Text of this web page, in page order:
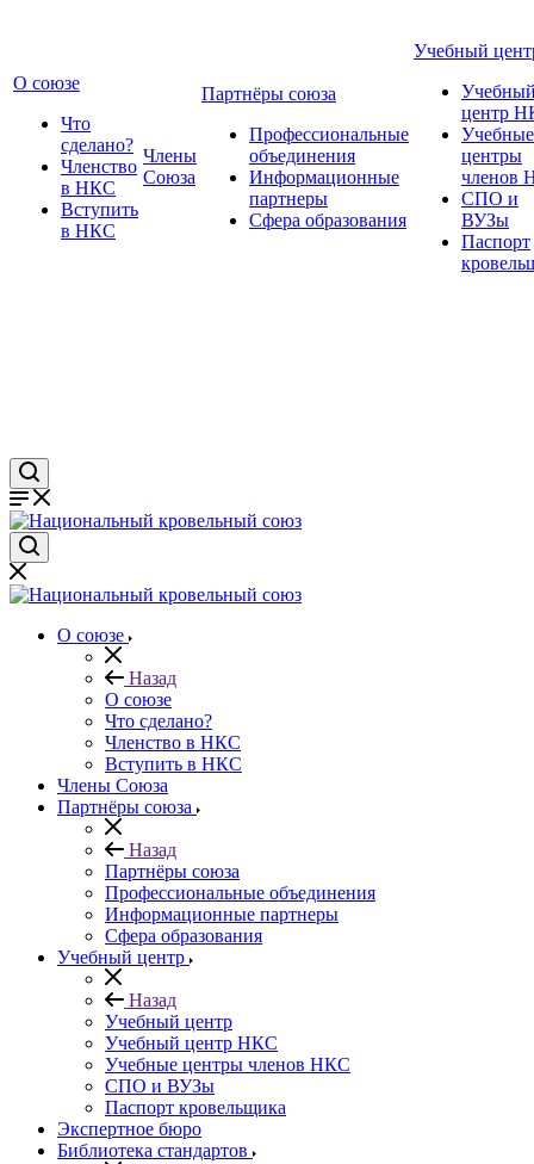
О союзе
Что
сделано?
Членство
в НКС
Вступить
в НКС
Члены
Союза
Партнёры союза
Профессиональные
объединения
Информационные
партнеры
Сфера образования
Учебный
центр
Учебные
центры
членов
СПО и
ВУЗы
Паспорт
О союзе
Назад
О союзе
Что сделано?
Членство в НКС
Вступить в НКС
Члены Союза
Партнёры союза
Назад
Партнёры союза
Профессиональные объединения
Информационные партнеры
Сфера образования
Учебный центр
Назад
Учебный центр
Учебный центр НКС
Учебные центры членов НКС
СПО и ВУЗы
Паспорт кровельщика
Экспертное бюро
Библиотека стандартов